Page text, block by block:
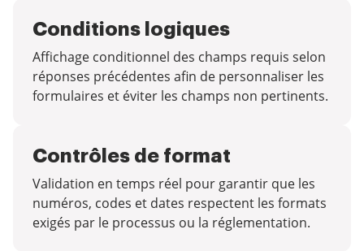
Conditions logiques
Affichage conditionnel des champs requis selon
réponses précédentes afin de personnaliser les
formulaires et éviter les champs non pertinents.
Contrôles de format
Validation en temps réel pour garantir que les
numéros, codes et dates respectent les formats
exigés par le processus ou la réglementation.